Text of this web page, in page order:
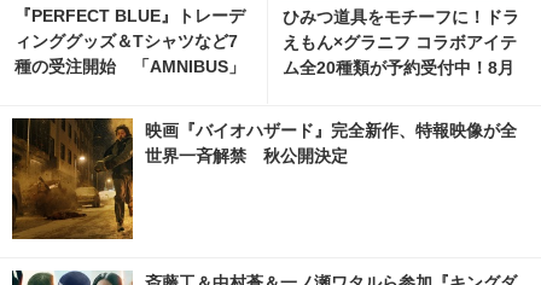
『PERFECT BLUE』トレーデ
ィンググッズ＆Tシャツなど7
種の受注開始 「AMNIBUS」
ひみつ道具をモチーフに！ドラ
えもん×グラニフ コラボアイテ
ム全20種類が予約受付中！8月
映画『バイオハザード』完全新作、特報映像が全
世界一斉解禁 秋公開決定